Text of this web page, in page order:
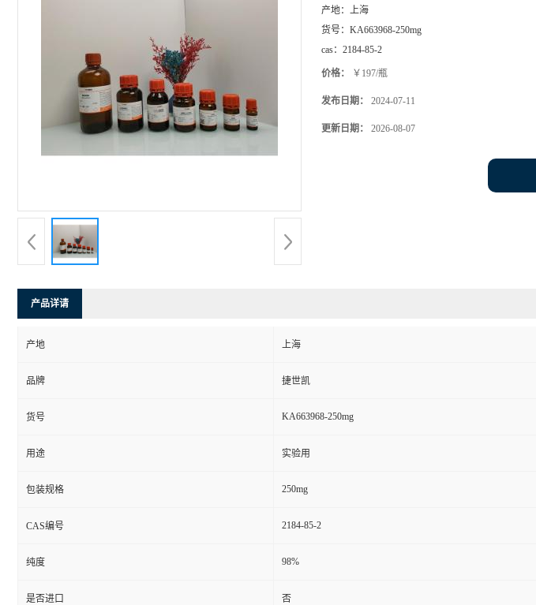
产地： 上海
货号： KA663968-250mg
cas： 2184-85-2
价格： ￥197/瓶
发布日期： 2024-07-11
更新日期： 2026-08-07
产品详请
产地 上海
品牌 捷世凯
货号 KA663968-250mg
用途 实验用
包装规格 250mg
CAS编号 2184-85-2
纯度 98%
是否进口 否